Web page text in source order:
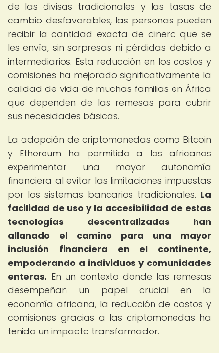
de las divisas tradicionales y las tasas de
cambio desfavorables, las personas pueden
recibir la cantidad exacta de dinero que se
les envía, sin sorpresas ni pérdidas debido a
intermediarios. Esta reducción en los costos y
comisiones ha mejorado significativamente la
calidad de vida de muchas familias en África
que dependen de las remesas para cubrir
sus necesidades básicas.
La adopción de criptomonedas como Bitcoin
y Ethereum ha permitido a los africanos
experimentar una mayor autonomía
financiera al evitar las limitaciones impuestas
por los sistemas bancarios tradicionales. La
facilidad de uso y la accesibilidad de estas
tecnologías descentralizadas han
allanado el camino para una mayor
inclusión financiera en el continente,
empoderando a individuos y comunidades
enteras. En un contexto donde las remesas
desempeñan un papel crucial en la
economía africana, la reducción de costos y
comisiones gracias a las criptomonedas ha
tenido un impacto transformador.